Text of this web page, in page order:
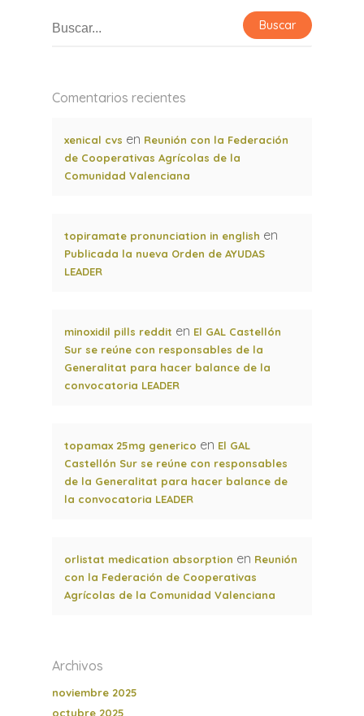
Comentarios recientes
xenical cvs en Reunión con la Federación
de Cooperativas Agrícolas de la
Comunidad Valenciana
topiramate pronunciation in english en
Publicada la nueva Orden de AYUDAS
LEADER
minoxidil pills reddit en El GAL Castellón
Sur se reúne con responsables de la
Generalitat para hacer balance de la
convocatoria LEADER
topamax 25mg generico en El GAL
Castellón Sur se reúne con responsables
de la Generalitat para hacer balance de
la convocatoria LEADER
orlistat medication absorption en Reunión
con la Federación de Cooperativas
Agrícolas de la Comunidad Valenciana
Archivos
noviembre 2025
octubre 2025